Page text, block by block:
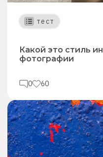
тест
Какой это стиль
фотографии
0 60